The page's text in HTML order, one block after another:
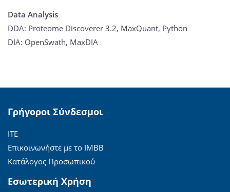
Data Analysis
DDA: Proteome Discoverer 3.2, MaxQuant, Python
DIA: OpenSwath, MaxDIA
Γρήγοροι Σύνδεσμοι
ΙΤΕ
Επικοινωνήστε με το ΙΜΒΒ
Κατάλογος Προσωπικού
Εσωτερική Χρήση